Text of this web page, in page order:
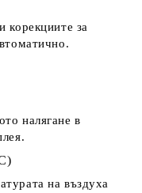
корекциите за
налягане в
на въздуха